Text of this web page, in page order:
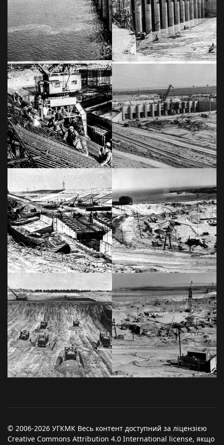
© 2006-2026 УГКМК Весь контент доступний за ліцензією
Creative Commons Attribution 4.0 International license, якщо